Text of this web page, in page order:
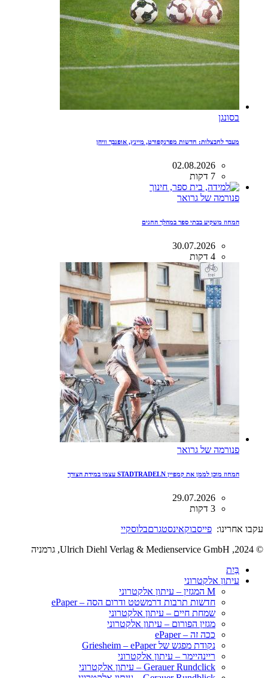
בסונגן
מעבר לחבצלות: חדשות מפרנקפורט, מיינץ, אופנבך וויהן
02.08.2026
7 דקות
פנורמה של גרואר
המחוז משקיע בבתי ספר במהלך החגים
30.07.2026
4 דקות
פנורמה של גרואר
המחוז מוכן לממן את קמפיין STADTRADELN עצמו במידת הצורך
29.07.2026
3 דקות
עקבו אחרינו: פייסבוקאינסטגרםבלוסקיי
© 2024, Ulrich Diehl Verlag & Medienservice GmbH, גרמניה
בַּיִת
עיתון אלקטרוני
M המגזין – עיתון אלקטרוני
חדשות תרבות דרמשטט ודרום הסה – ePaper
שמחת חיים – עיתון אלקטרוני
מגזין הפורום – עיתון אלקטרוני
ככה זה – ePaper
נקודת מפגש של Griesheim – ePaper
ריינהיימר – עיתון אלקטרוני
Gerauer Rundclick – עיתון אלקטרוני